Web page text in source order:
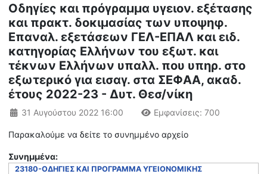
Οδηγίες και πρόγραμμα υγειον. εξέτασης
και πρακτ. δοκιμασίας των υποψηφ.
Επαναλ. εξετάσεων ΓΕΛ-ΕΠΑΛ και ειδ.
κατηγορίας Ελλήνων του εξωτ. και
τέκνων Ελλήνων υπαλλ. που υπηρ. στο
εξωτερικό για εισαγ. στα ΣΕΦΑΑ, ακαδ.
έτους 2022-23 - Δυτ. Θεσ/νίκη
Λεπτομέρειες
31 Αυγούστου 2022 16:00 Εμφανίσεις: 700
Παρακαλούμε να δείτε το συνημμένο αρχείο
Συνημμένα:
23180-ΟΔΗΓΙΕΣ ΚΑΙ ΠΡΟΓΡΑΜΜΑ ΥΓΕΙΟΝΟΜΙΚΗΣ